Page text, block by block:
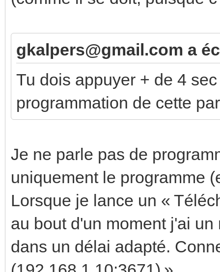
gkalpers@gmail.com a
Tu dois appuyer + de 4
programmation de cette
Je ne parle pas de
uniquement le programme
Lorsque je lance un «
au bout d'un moment j'ai un
dans un délai adapté.